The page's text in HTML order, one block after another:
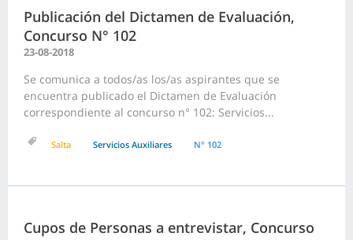
Publicación del Dictamen de Evaluación,
Concurso N° 102
23-08-2018
Se comunica a todos/as los/as aspirantes que se
encuentra publicado el Dictamen de Evaluación
correspondiente al concurso n° 102: Servicios...
Salta Servicios Auxiliares N° 102
Cupos de Personas a entrevistar, Concurso